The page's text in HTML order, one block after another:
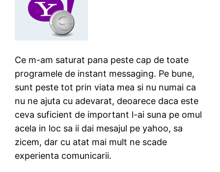
Ce m-am saturat pana peste cap de toate
programele de instant messaging. Pe bune,
sunt peste tot prin viata mea si nu numai ca
nu ne ajuta cu adevarat, deoarece daca este
ceva suficient de important l-ai suna pe omul
acela in loc sa ii dai mesajul pe yahoo, sa
zicem, dar cu atat mai mult ne scade
experienta comunicarii.